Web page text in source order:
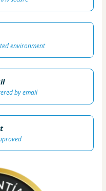
environment
by email